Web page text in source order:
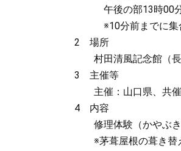
午後の部13時00分
※10分前までに集合
2 場所
村田清風記念館（長
3 主催等
主催：山口県、共催
4 内容
修理体験（かやぶき
※茅葺屋根の葺き替え